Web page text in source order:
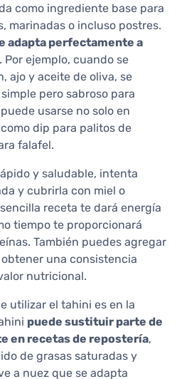
como ingrediente base para
marinadas o incluso postres.
adapta perfectamente a
. Por ejemplo, cuando se
ajo y aceite de oliva, se
pero sabroso para
usarse no solo en
dip para palitos de
falafel.
y saludable, intenta
y cubrirla con miel o
receta te dará energía
tiempo te proporcionará
También puedes agregar
una consistencia
nutricional.
utilizar el tahini es en la
puede sustituir parte de
en recetas de repostería,
de grasas saturadas y
a nuez que se adapta